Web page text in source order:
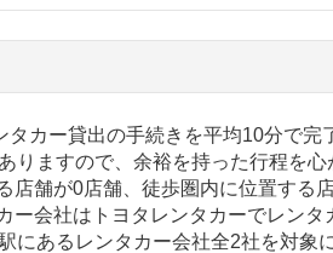
カー貸出の手続きを平均10分で完
りますので、余裕を持った行程を心
店舗が0店舗、徒歩圏内に位置する
ー会社はトヨタレンタカーでレンタ
にあるレンタカー会社全2社を対象